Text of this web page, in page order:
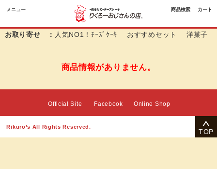
メニュー 商品検索 カート
お取り寄せ ： 人気NO1！ﾁｰｽﾞｹｰｷ おすすめセット 洋菓子
商品情報がありません。
Official Site Facebook Online Shop
Rikuro’s All Rights Reserved.